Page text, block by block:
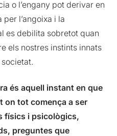
o l’engany pot derivar en
l’angoixa i la
es debilita sobretot quan
els nostres instints innats
és aquell instant en que
on tot comença a ser
físics i psicològics,
preguntes que